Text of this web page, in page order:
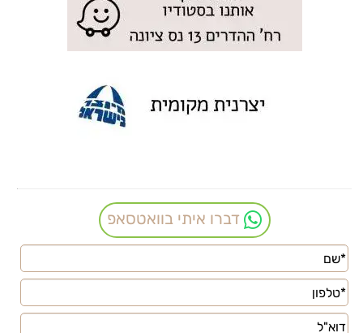
דברו איתי בוואטסאפ